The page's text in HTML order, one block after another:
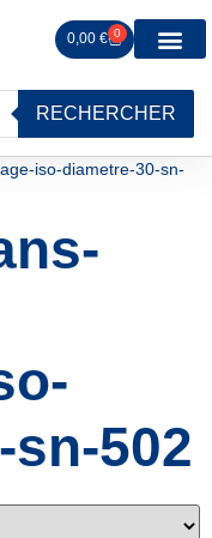
0,00 € 0
RECHERCHER
iso-diametre-30-sn-
502